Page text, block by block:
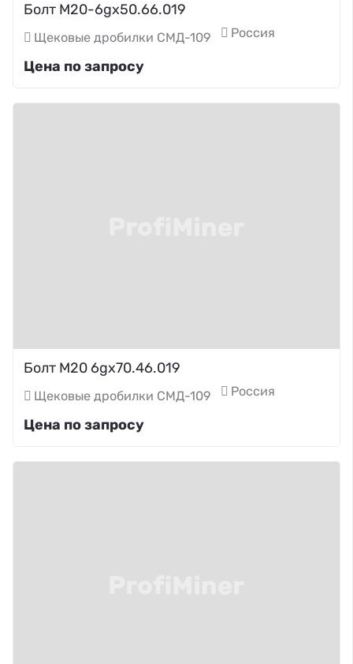
Болт М20-6gх50.66.019
Щековые дробилки СМД-109 Россия
Цена по запросу
Болт М20 6gх70.46.019
Щековые дробилки СМД-109 Россия
Цена по запросу